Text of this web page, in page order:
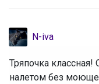
N-iva
Тряпочка
налетом без